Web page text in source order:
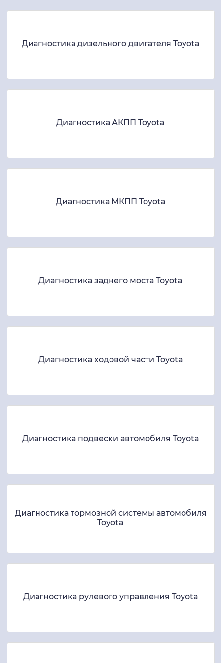
Диагностика дизельного двигателя Toyota
Диагностика АКПП Toyota
Диагностика МКПП Toyota
Диагностика заднего моста Toyota
Диагностика ходовой части Toyota
Диагностика подвески автомобиля Toyota
Диагностика тормозной системы автомобиля
Toyota
Диагностика рулевого управления Toyota